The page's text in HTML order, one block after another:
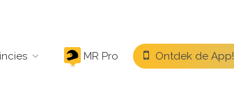
MR Pro
Ontdek de App!